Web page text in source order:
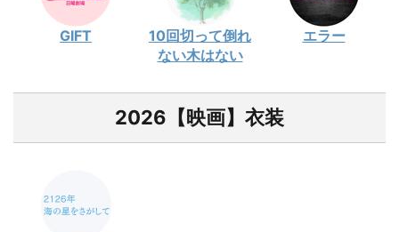
GIFT
10回切って倒れ
ない木はない
エラー
2026【映画】衣装